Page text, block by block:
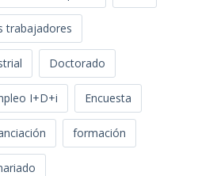
trabajadores
Doctorado
I+D+i Encuesta
formación